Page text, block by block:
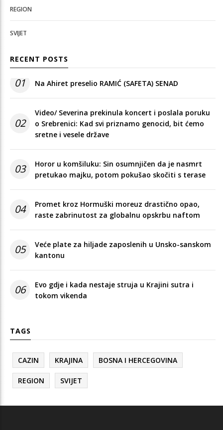
REGION
SVIJET
RECENT POSTS
01 Na Ahiret preselio RAMIĆ (SAFETA) SENAD
02
Video/ Severina prekinula koncert i poslala poruku
o Srebrenici: Kad svi priznamo genocid, bit ćemo
sretne i vesele države
03
Horor u komšiluku: Sin osumnjičen da je nasmrt
pretukao majku, potom pokušao skočiti s terase
04
Promet kroz Hormuški moreuz drastično opao,
raste zabrinutost za globalnu opskrbu naftom
05
Veće plate za hiljade zaposlenih u Unsko-sanskom
kantonu
06
Evo gdje i kada nestaje struja u Krajini sutra i
tokom vikenda
TAGS
CAZIN KRAJINA BOSNA I HERCEGOVINA
REGION SVIJET